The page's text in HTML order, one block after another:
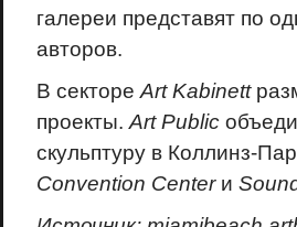
галереи представят по
авторов.
В секторе Art Kabinett
проекты. Art Public
скульптуру в Коллинз-
Convention Centerи